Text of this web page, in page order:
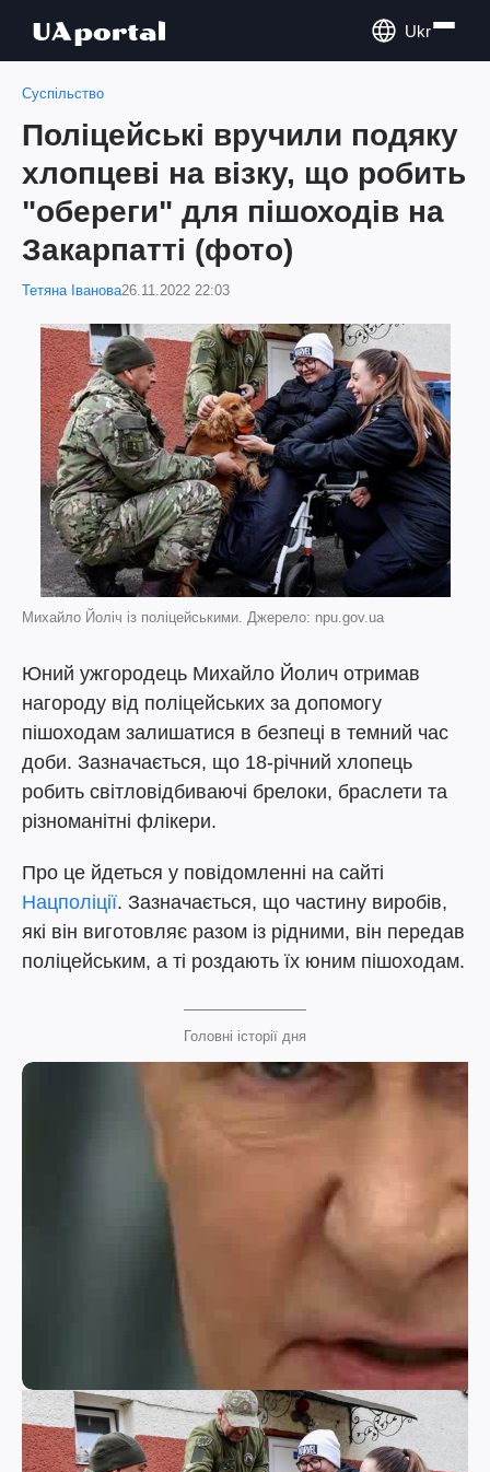
Ukr
Суспільство
Поліцейські вручили подяку
хлопцеві на візку, що робить
"обереги" для пішоходів на
Закарпатті (фото)
Тетяна Іванова26.11.2022 22:03
Михайло Йоліч із поліцейськими. Джерело: npu.gov.ua
Юний ужгородець Михайло Йолич отримав
нагороду від поліцейських за допомогу
пішоходам залишатися в безпеці в темний час
доби. Зазначається, що 18-річний хлопець
робить світловідбиваючі брелоки, браслети та
різноманітні флікери.
Про це йдеться у повідомленні на сайті
Нацполіції. Зазначається, що частину виробів,
які він виготовляє разом із рідними, він передав
поліцейським, а ті роздають їх юним пішоходам.
Головні історії дня